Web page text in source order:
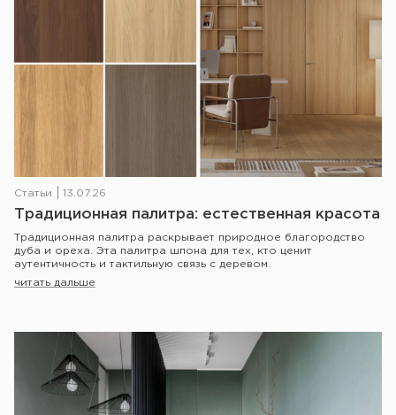
Статьи 13.07.26
Традиционная палитра: естественная красота
Традиционная палитра раскрывает природное благородство
дуба и ореха. Эта палитра шпона для тех, кто ценит
аутентичность и тактильную связь с деревом.
читать дальше